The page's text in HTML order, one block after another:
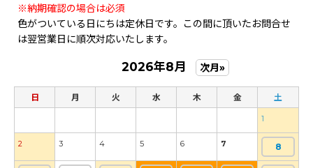
※納期確認の場合は必須
色がついている日にちは定休日です。この間に頂いたお問合せ
は翌営業日に順次対応いたします。
2026年8月 次月»
日 月 火 水 木 金 土
1
2 3 4 5 6 7 8